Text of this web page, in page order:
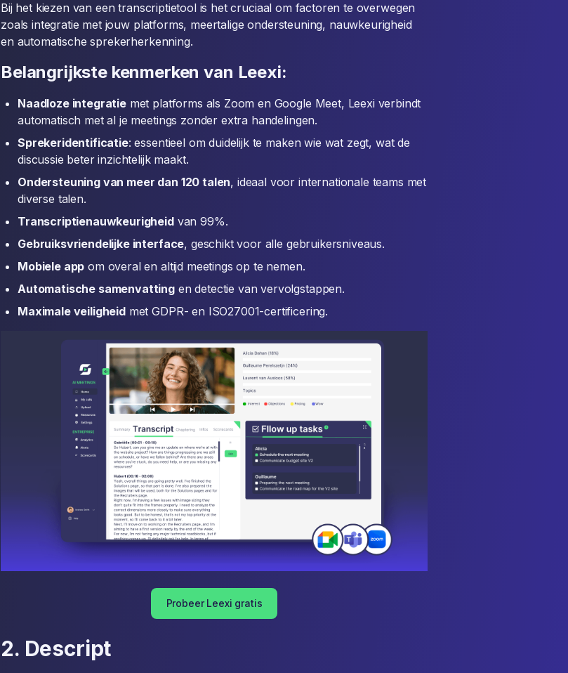
Bij het kiezen van een transcriptietool is het cruciaal om factoren te overwegen
zoals integratie met jouw platforms, meertalige ondersteuning, nauwkeurigheid
en automatische sprekerherkenning.
Belangrijkste kenmerken van Leexi:
Naadloze integratiemet platforms als Zoom en Google Meet, Leexi verbindt
automatisch met al je meetings zonder extra handelingen.
Sprekeridentificatie: essentieel om duidelijk te maken wie wat zegt, wat de
discussie beter inzichtelijk maakt.
Ondersteuning van meer dan 120 talen, ideaal voor internationale teams met
diverse talen.
Transcriptienauwkeurigheidvan 99%.
Gebruiksvriendelijke interface, geschikt voor alle gebruikersniveaus.
Mobiele app om overal en altijd meetings op te nemen.
Automatische samenvatting en detectie van vervolgstappen.
Maximale veiligheidmet GDPR- en ISO27001-certificering.
Probeer Leexi gratis
2. Descript